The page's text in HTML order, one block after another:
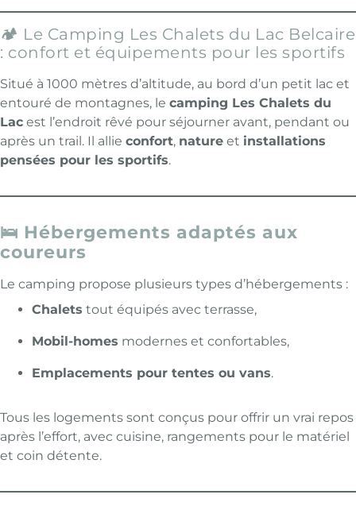
🏕️ Le Camping Les Chalets du Lac Belcaire
: confort et équipements pour les sportifs
Situé à 1000 mètres d’altitude, au bord d’un petit lac et
entouré de montagnes, le camping Les Chalets du
Lac est l’endroit rêvé pour séjourner avant, pendant ou
après un trail. Il allie confort, nature et installations
pensées pour les sportifs.
🛌 Hébergements adaptés aux
coureurs
Le camping propose plusieurs types d’hébergements :
Chalets tout équipés avec terrasse,
Mobil-homes modernes et confortables,
Emplacements pour tentes ou vans.
Tous les logements sont conçus pour offrir un vrai repos
après l’effort, avec cuisine, rangements pour le matériel
et coin détente.